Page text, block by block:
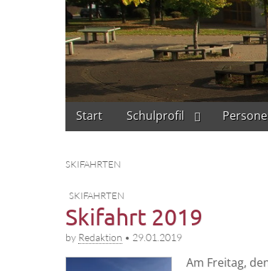
Main
menu
Skip
to
Start Schulprofil
SKIFAHRTEN
SKIFAHRTEN
Skifahrt 2019
by Redaktion • 29.01.2019
Am Frei­tag,